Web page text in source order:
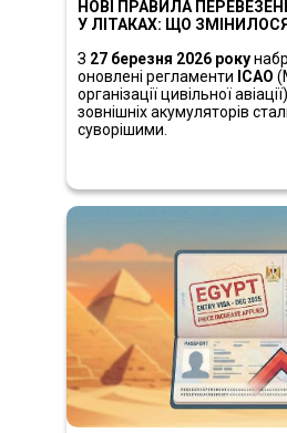
НОВІ ПРАВИЛА
У ЛІТАКАХ: ЩО
З 27 березня 2026 року
оновлені регламенти ICAO
організації цивільної
зовнішніх акумуляторів
суворішими.